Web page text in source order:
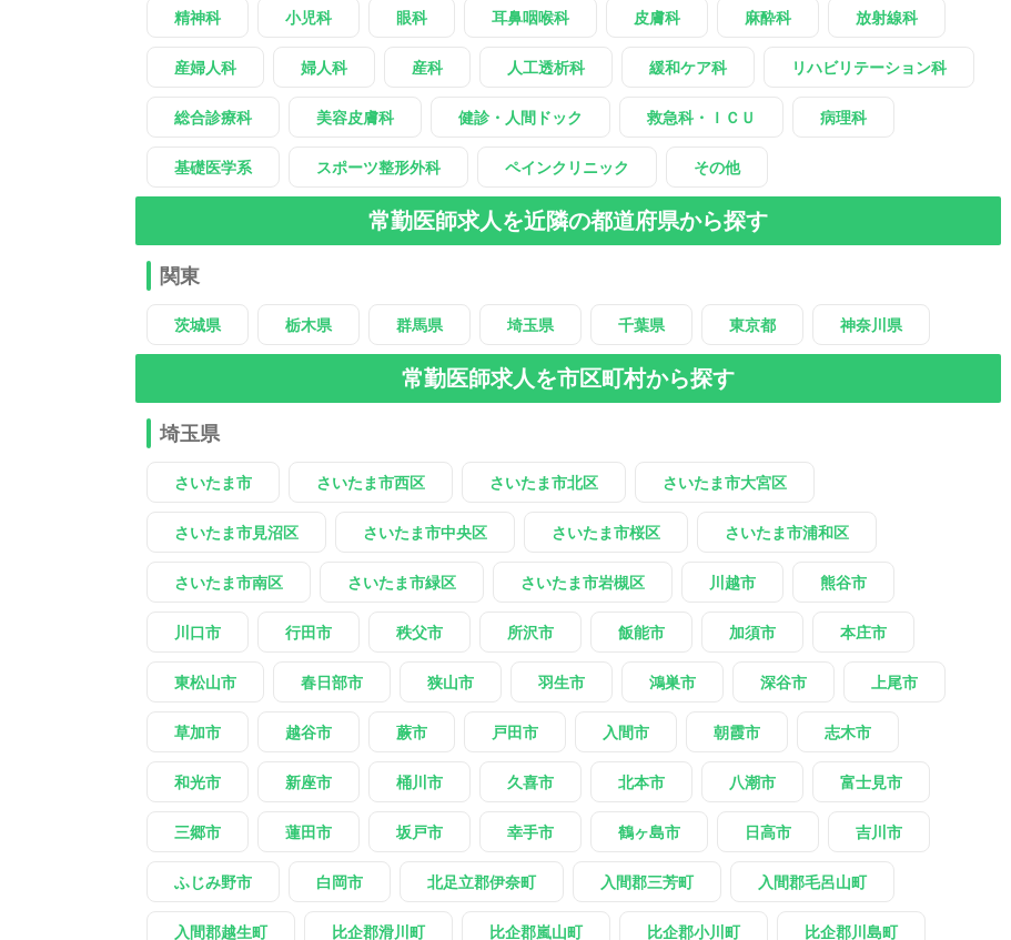
精神科 小児科 眼科 耳鼻咽喉科 皮膚科 麻酔科 放射線科
産婦人科 婦人科 産科 人工透析科 緩和ケア科 リハビリテーション科
総合診療科 美容皮膚科 健診・人間ドック 救急科・ＩＣＵ 病理科
基礎医学系 スポーツ整形外科 ペインクリニック その他
常勤医師求人を近隣の都道府県から探す
関東
茨城県 栃木県 群馬県 埼玉県 千葉県 東京都 神奈川県
常勤医師求人を市区町村から探す
埼玉県
さいたま市 さいたま市西区 さいたま市北区 さいたま市大宮区
さいたま市見沼区 さいたま市中央区 さいたま市桜区 さいたま市浦和区
さいたま市南区 さいたま市緑区 さいたま市岩槻区 川越市 熊谷市
川口市 行田市 秩父市 所沢市 飯能市 加須市 本庄市
東松山市 春日部市 狭山市 羽生市 鴻巣市 深谷市 上尾市
草加市 越谷市 蕨市 戸田市 入間市 朝霞市 志木市
和光市 新座市 桶川市 久喜市 北本市 八潮市 富士見市
三郷市 蓮田市 坂戸市 幸手市 鶴ヶ島市 日高市 吉川市
ふじみ野市 白岡市 北足立郡伊奈町 入間郡三芳町 入間郡毛呂山町
入間郡越生町 比企郡滑川町 比企郡嵐山町 比企郡小川町 比企郡川島町